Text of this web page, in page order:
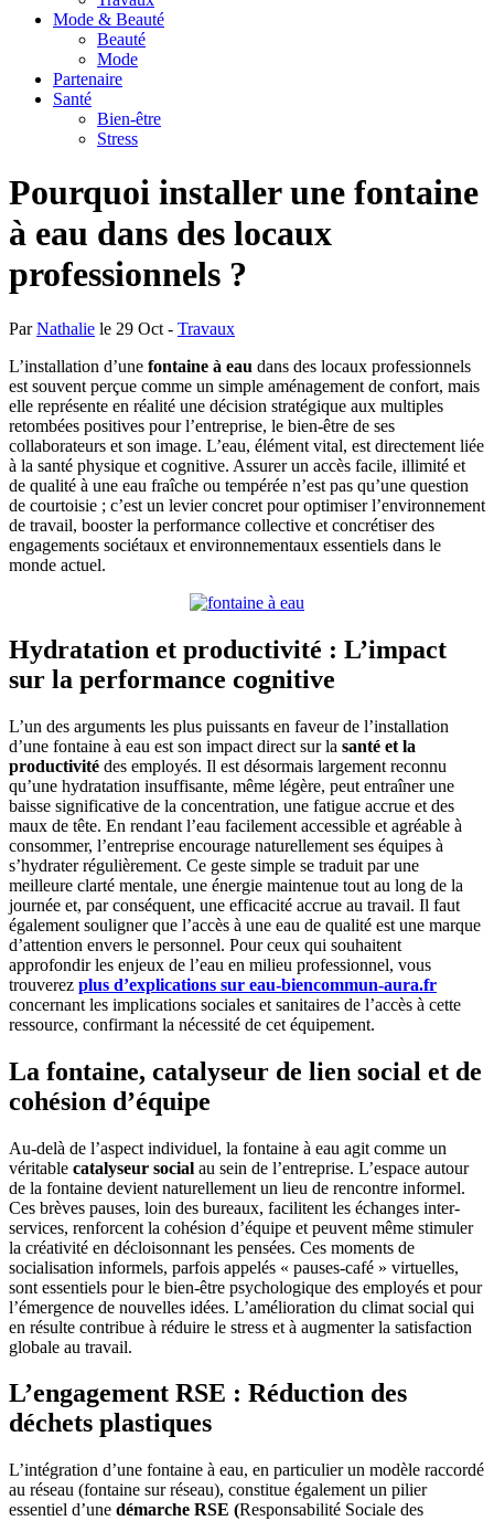
Mode & Beauté
Beauté
Mode
Partenaire
Santé
Bien-être
Stress
Pourquoi installer une fontaine
à eau dans des locaux
professionnels ?
ParNathalie le 29 Oct - Travaux
L’installation d’une fontaine à eau dans des locaux professionnels
est souvent perçue comme un simple aménagement de confort, mais
elle représente en réalité une décision stratégique aux multiples
retombées positives pour l’entreprise, le bien-être de ses
collaborateurs et son image. L’eau, élément vital, est directement liée
à la santé physique et cognitive. Assurer un accès facile, illimité et
de qualité à une eau fraîche ou tempérée n’est pas qu’une question
de courtoisie ; c’est un levier concret pour optimiser l’environnement
de travail, booster la performance collective et concrétiser des
engagements sociétaux et environnementaux essentiels dans le
monde actuel.
Hydratation et productivité : L’impact
sur la performance cognitive
L’un des arguments les plus puissants en faveur de l’installation
d’une fontaine à eau est son impact direct sur la santé et la
productivité des employés. Il est désormais largement reconnu
qu’une hydratation insuffisante, même légère, peut entraîner une
baisse significative de la concentration, une fatigue accrue et des
maux de tête. En rendant l’eau facilement accessible et agréable à
consommer, l’entreprise encourage naturellement ses équipes à
s’hydrater régulièrement. Ce geste simple se traduit par une
meilleure clarté mentale, une énergie maintenue tout au long de la
journée et, par conséquent, une efficacité accrue au travail. Il faut
également souligner que l’accès à une eau de qualité est une marque
d’attention envers le personnel. Pour ceux qui souhaitent
approfondir les enjeux de l’eau en milieu professionnel, vous
trouverez plus d’explications sur eau-biencommun-aura.fr
concernant les implications sociales et sanitaires de l’accès à cette
ressource, confirmant la nécessité de cet équipement.
La fontaine, catalyseur de lien social et de
cohésion d’équipe
Au-delà de l’aspect individuel, la fontaine à eau agit comme un
véritable catalyseur social au sein de l’entreprise. L’espace autour
de la fontaine devient naturellement un lieu de rencontre informel.
Ces brèves pauses, loin des bureaux, facilitent les échanges inter-
services, renforcent la cohésion d’équipe et peuvent même stimuler
la créativité en décloisonnant les pensées. Ces moments de
socialisation informels, parfois appelés « pauses-café » virtuelles,
sont essentiels pour le bien-être psychologique des employés et pour
l’émergence de nouvelles idées. L’amélioration du climat social qui
en résulte contribue à réduire le stress et à augmenter la satisfaction
globale au travail.
L’engagement RSE : Réduction des
déchets plastiques
L’intégration d’une fontaine à eau, en particulier un modèle raccordé
au réseau (fontaine sur réseau), constitue également un pilier
essentiel d’une démarche RSE (Responsabilité Sociale des